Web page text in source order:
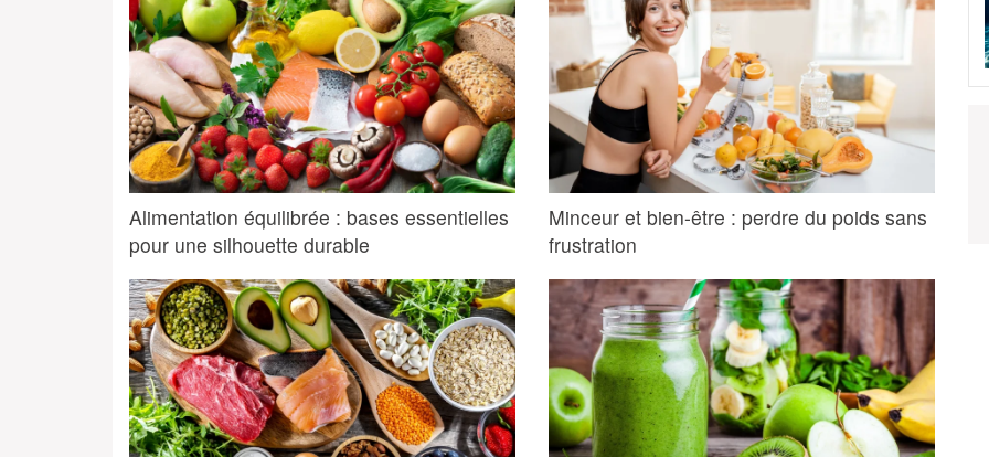
Alimentation équilibrée : bases essentielles
pour une silhouette durable
Minceur et bien-être : perdre du poids sans
frustration